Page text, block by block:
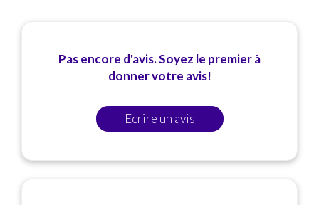
Pas encore d'avis. Soyez le premier à
donner votre avis!
Ecrire un avis